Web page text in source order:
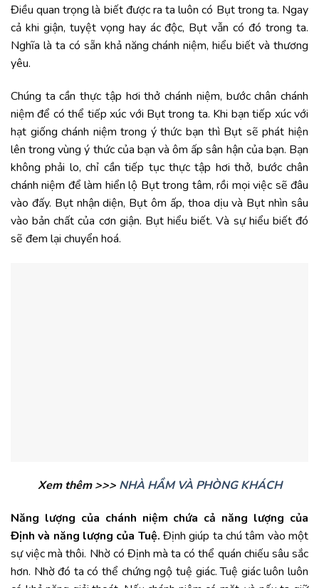
Điều quan trọng là biết được ra ta luôn có Bụt trong ta. Ngay
cả khi giận, tuyệt vọng hay ác độc, Bụt vẫn có đó trong ta.
Nghĩa là ta có sẵn khả năng chánh niệm, hiểu biết và thương
yêu.
Chúng ta cần thực tập hơi thở chánh niệm, bước chân chánh
niệm để có thể tiếp xúc với Bụt trong ta. Khi bạn tiếp xúc với
hạt giống chánh niệm trong ý thức bạn thì Bụt sẽ phát hiện
lên trong vùng ý thức của bạn và ôm ấp sân hận của bạn. Bạn
không phải lo, chỉ cần tiếp tục thực tập hơi thở, bước chân
chánh niệm để làm hiển lộ Bụt trong tâm, rồi mọi việc sẽ đâu
vào đấy. Bụt nhận diện, Bụt ôm ấp, thoa dịu và Bụt nhìn sâu
vào bản chất của cơn giận. Bụt hiểu biết. Và sự hiểu biết đó
sẽ đem lại chuyển hoá.
Xem thêm >>> NHÀ HẦM VÀ PHÒNG KHÁCH
Năng lượng của chánh niệm chứa cả năng lượng của
Định và năng lượng của Tuệ. Định giúp ta chú tâm vào một
sự việc mà thôi. Nhờ có Định mà ta có thể quán chiếu sâu sắc
hơn. Nhờ đó ta có thể chứng ngộ tuệ giác. Tuệ giác luôn luôn